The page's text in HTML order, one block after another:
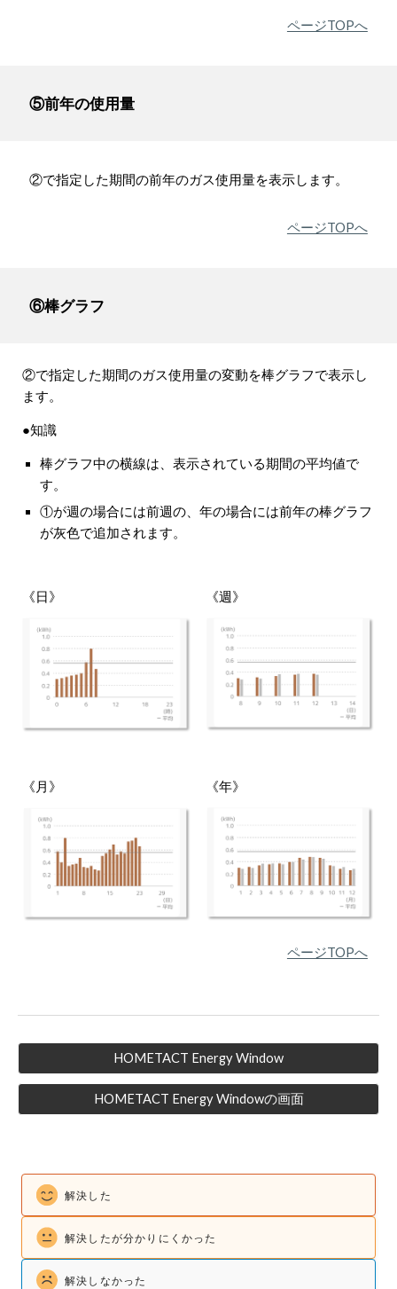
ページTOPへ
⑤前年の使用量
②で指定した期間の前年のガス使用量を表示します。
ページTOPへ
⑥棒グラフ
②で指定した期間のガス使用量の変動を棒グラフで表示し
ます。
●知識
棒グラフ中の横線は、表示されている期間の平均値で
す。
①が週の場合には前週の、年の場合には前年の棒グラフ
が灰色で追加されます。
《日》 《週》
《月》 《年》
ページTOPへ
HOMETACT Energy Window
HOMETACT Energy Windowの画面
解決した
解決したが分かりにくかった
解決しなかった